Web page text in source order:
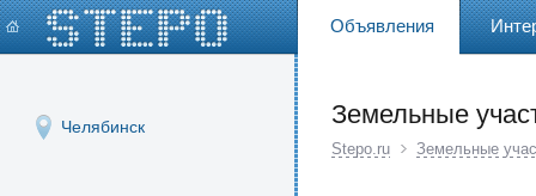
Объявления
Челябинск Земельные
Stepo.ru Земельные